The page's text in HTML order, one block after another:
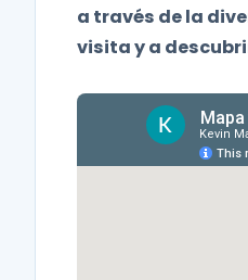
a través de la
visita y a